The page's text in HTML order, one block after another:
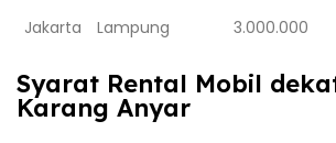
Jakarta
Lampung 3.000.000
Syarat Rental Mobil
Karang Anyar